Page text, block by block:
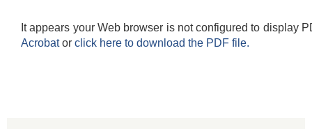
It appears your Web browser is not configured to display
Acrobator click here to download the PDF file.